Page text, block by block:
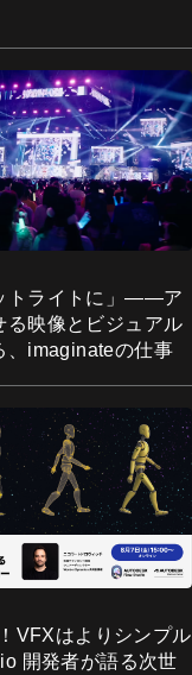
トライトに」――ア
る映像とビジュアル
、imaginateの仕事
VFXはよりシンプル
開発者が語る次世